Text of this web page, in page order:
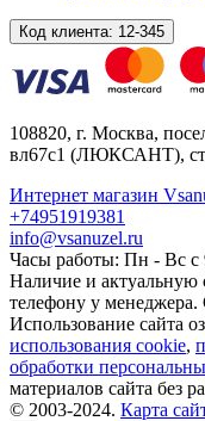
Код клиента: 12-345
108820, г. Москва,
вл67с1 (ЛЮКСАНТ), ст.
Интернет магазин
+74951919381
info@vsanuzel.ru
Часы работы: Пн - Вс с
Наличие и актуальную
телефону у менеджера.
Использование сайта
использования cookie,
обработки
материалов сайта без
© 2003-2024. Карта